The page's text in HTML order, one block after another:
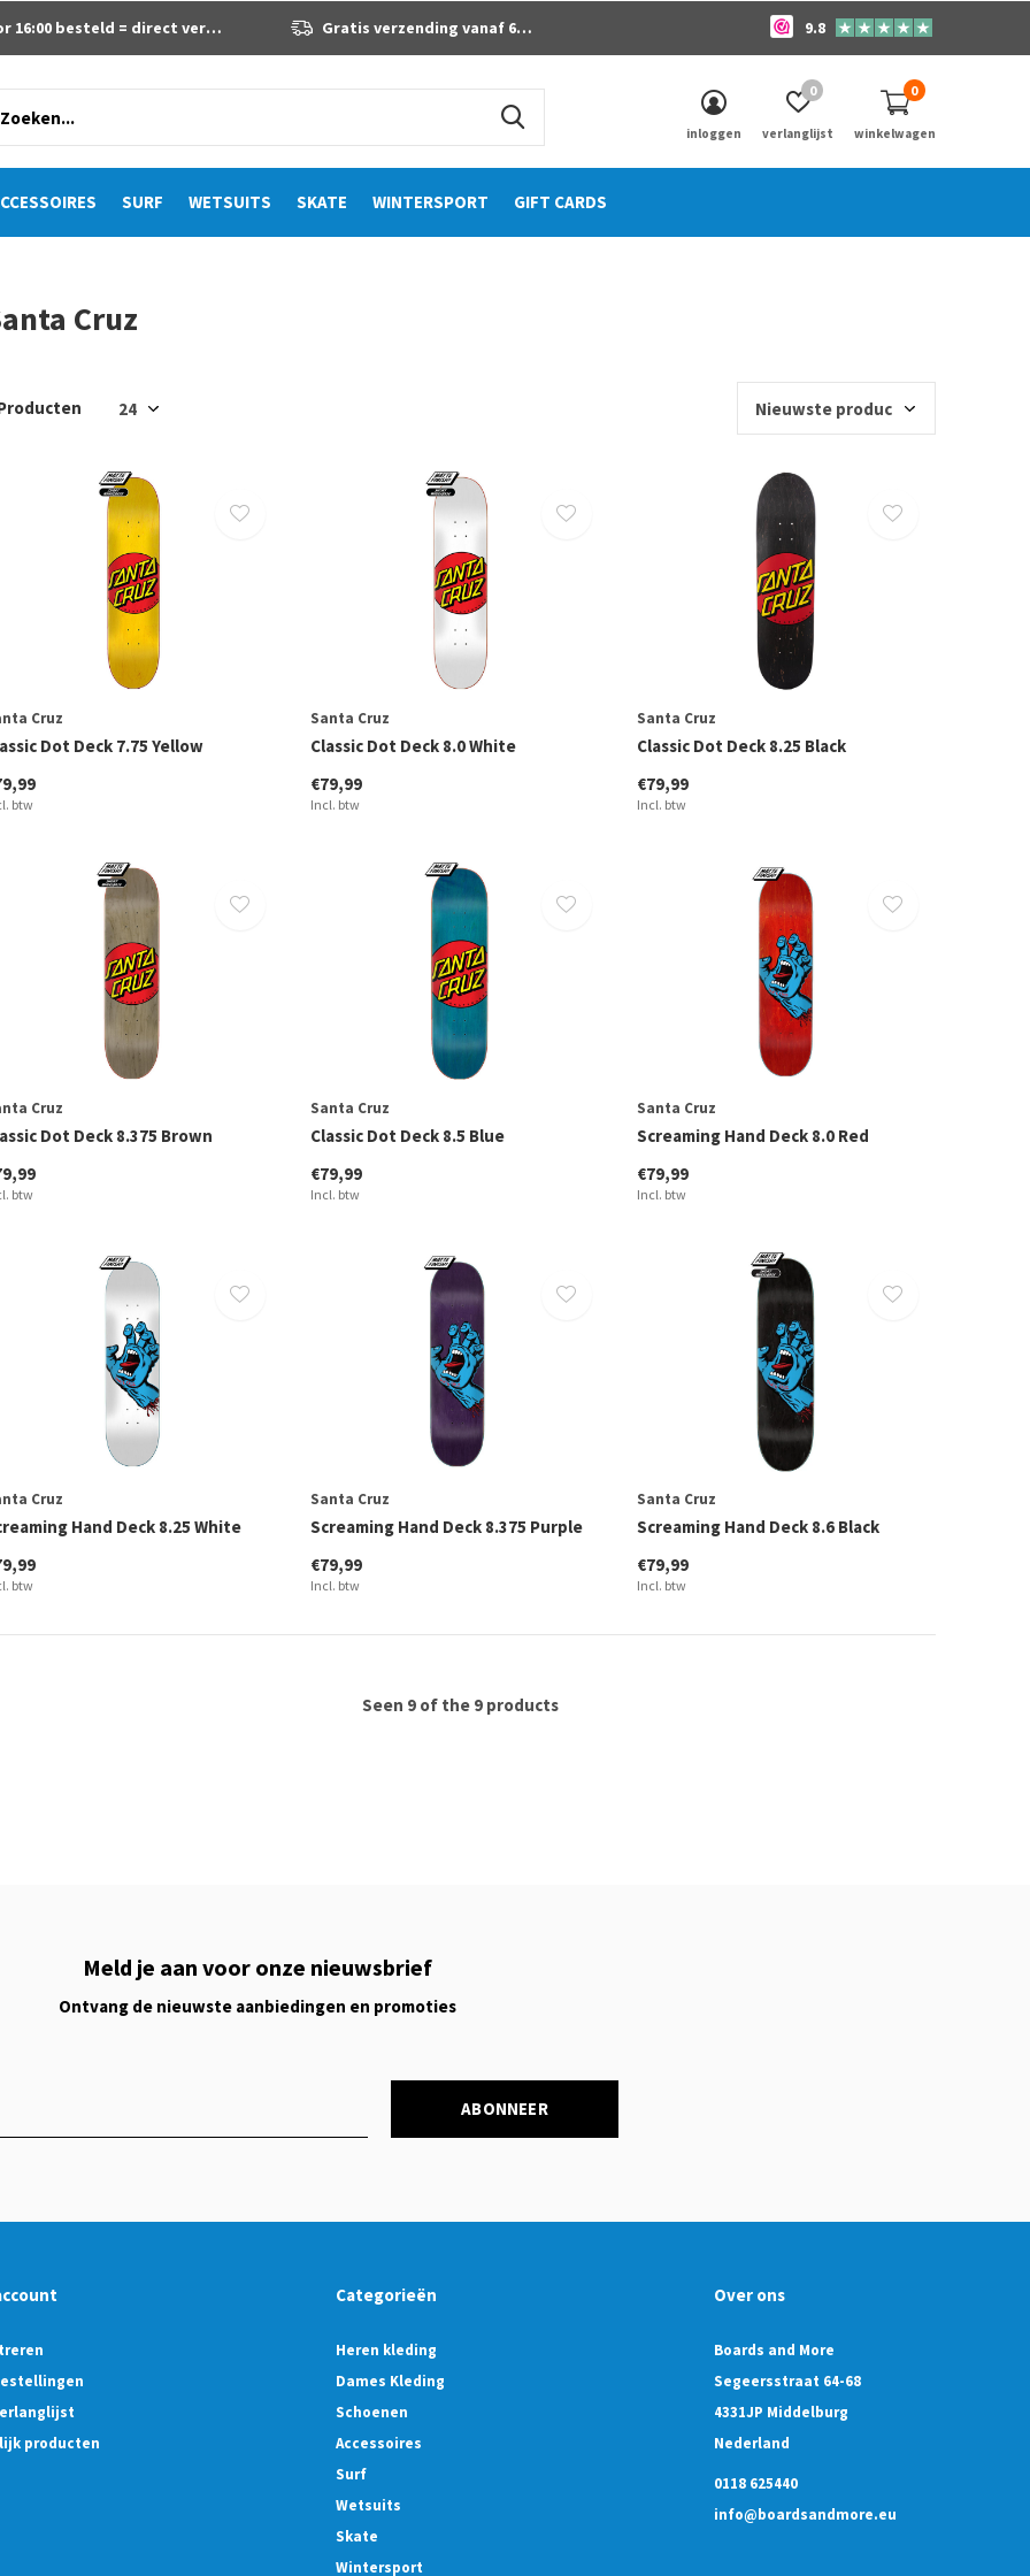
SURF WETSUITS SKATE WINTERSPORT GIFT CARDS
inloggen verlanglijst
0
winkelwagen
0
16:00 besteld = direct verzonden Gratis verzending vanaf 60 euro 9.8
Cruz
Cruz
Dot Deck 7.75 Yellow
btw
Santa Cruz
Classic Dot Deck 8.0 White
€79,99
Incl. btw
Santa Cruz
Classic Dot Deck 8.25 Black
€79,99
Incl. btw
Cruz
Dot Deck 8.375 Brown
btw
Santa Cruz
Classic Dot Deck 8.5 Blue
€79,99
Incl. btw
Santa Cruz
Screaming Hand Deck 8.0 Red
€79,99
Incl. btw
Cruz
Hand Deck 8.25 White
btw
Santa Cruz
Screaming Hand Deck 8.375 Purple
€79,99
Incl. btw
Santa Cruz
Screaming Hand Deck 8.6 Black
€79,99
Incl. btw
Seen 9 of the 9 products
Meld je aan voor onze nieuwsbrief
Ontvang de nieuwste aanbiedingen en promoties
ABONNEER
producten
Categorieën
Heren kleding
Dames Kleding
Schoenen
Accessoires
Surf
Wetsuits
Skate
Wintersport
Over ons
Boards and More
Segeersstraat 64-68
4331JP Middelburg
Nederland
0118 625440
info@boardsandmore.eu